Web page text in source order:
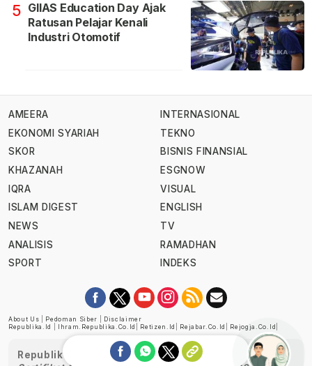
5 GIIAS Education Day Ajak
Ratusan Pelajar Kenali
Industri Otomotif
AMEERA
EKONOMI SYARIAH
SKOR
KHAZANAH
IQRA
ISLAM DIGEST
NEWS
ANALISIS
SPORT
INTERNASIONAL
TEKNO
BISNIS FINANSIAL
ESGNOW
VISUAL
ENGLISH
TV
RAMADHAN
INDEKS
About Us Pedoman Siber
Disclaimer
Republika.id
Ihram.republika.co.id Retizen.id Rejabar.co.id Rejogja.co.id
Republika telah diverifikasi oleh Dewan Pers